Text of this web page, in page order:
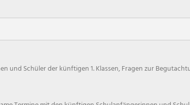
Schulsozialarbeit
und Schüler der künftigen 1. Klassen, Fragen zur